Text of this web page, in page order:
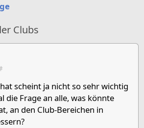
Clubs
Sep '22
scheint ja nicht so sehr wichtig
die Frage an alle, was könnte
an den Club-Bereichen in